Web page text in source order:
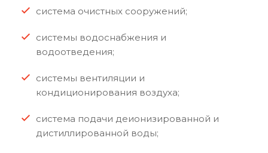
система очистных сооружений;
системы водоснабжения и
водоотведения;
системы вентиляции и
кондиционирования воздуха;
система подачи деионизированной и
дистиллированной воды;